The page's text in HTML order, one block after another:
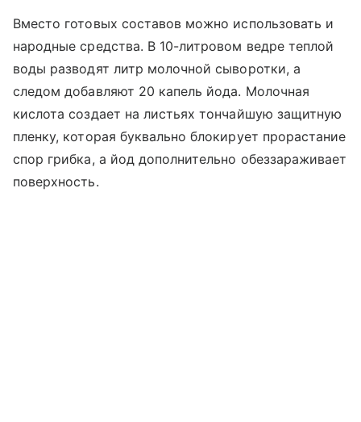
Вместо готовых составов можно использовать и
народные средства. В 10-литровом ведре теплой
воды разводят литр молочной сыворотки, а
следом добавляют 20 капель йода. Молочная
кислота создает на листьях тончайшую защитную
пленку, которая буквально блокирует прорастание
спор грибка, а йод дополнительно обеззараживает
поверхность.